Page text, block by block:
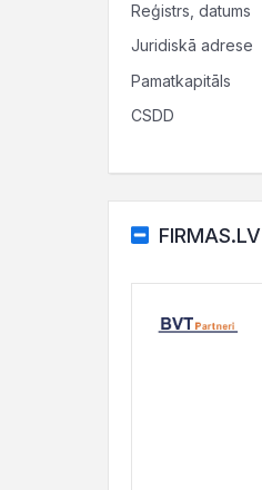
Reģistrs, datums
Juridiskā adrese
Pamatkapitāls
CSDD